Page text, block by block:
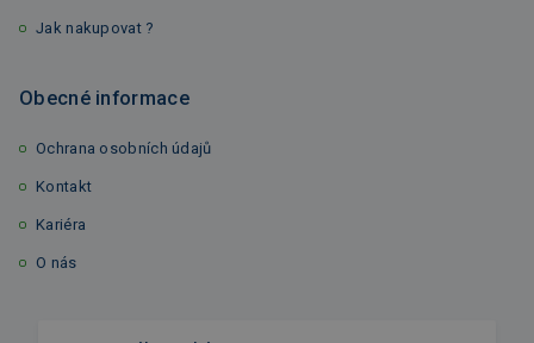
Jak nakupovat ?
Obecné informace
Ochrana osobních údajů
Kontakt
Kariéra
O nás